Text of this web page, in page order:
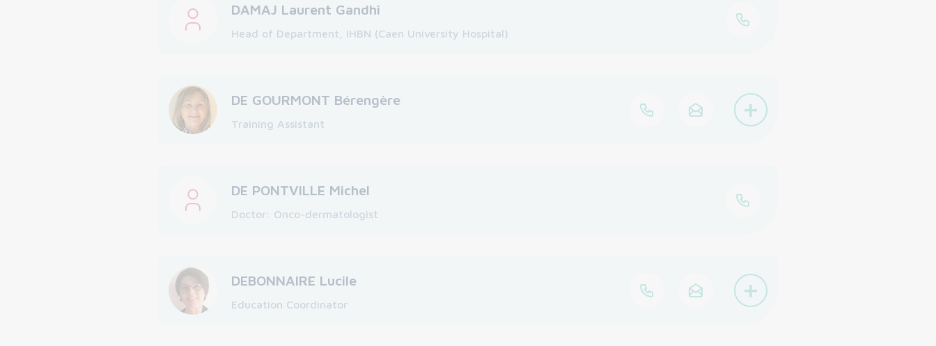
DAMAJ Laurent Gandhi
Head of Department, IHBN (Caen University Hospital)
DE GOURMONT Bérengère
Training Assistant +
DE PONTVILLE Michel
Doctor: Onco-dermatologist
DEBONNAIRE Lucile
Education Coordinator +